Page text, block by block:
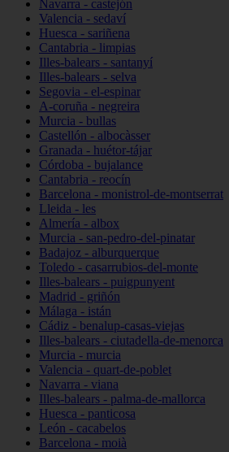
Navarra - castejón
Valencia - sedaví
Huesca - sariñena
Cantabria - limpias
Illes-balears - santanyí
Illes-balears - selva
Segovia - el-espinar
A-coruña - negreira
Murcia - bullas
Castellón - albocàsser
Granada - huétor-tájar
Córdoba - bujalance
Cantabria - reocín
Barcelona - monistrol-de-montserrat
Lleida - les
Almería - albox
Murcia - san-pedro-del-pinatar
Badajoz - alburquerque
Toledo - casarrubios-del-monte
Illes-balears - puigpunyent
Madrid - griñón
Málaga - istán
Cádiz - benalup-casas-viejas
Illes-balears - ciutadella-de-menorca
Murcia - murcia
Valencia - quart-de-poblet
Navarra - viana
Illes-balears - palma-de-mallorca
Huesca - panticosa
León - cacabelos
Barcelona - moià